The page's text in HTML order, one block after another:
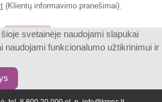
(Klientų informavimo pranešimai).
Patvirtinti
svetainėje naudojami slapukai
naudojami funkcionalumo užtikrinimui ir